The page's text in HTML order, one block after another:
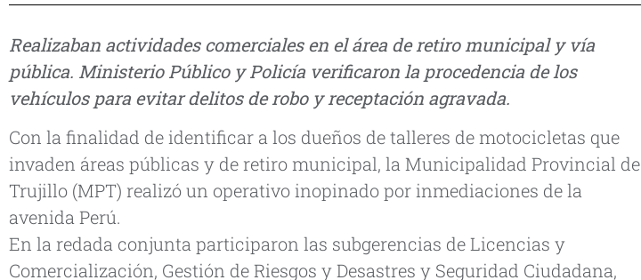
Realizaban actividades comerciales en el área de retiro municipal y vía
pública. Ministerio Público y Policía verificaron la procedencia de los
vehículos para evitar delitos de robo y receptación agravada.
Con la finalidad de identificar a los dueños de talleres de motocicletas que
invaden áreas públicas y de retiro municipal, la Municipalidad Provincial de
Trujillo (MPT) realizó un operativo inopinado por inmediaciones de la
avenida Perú.
En la redada conjunta participaron las subgerencias de Licencias y
Comercialización, Gestión de Riesgos y Desastres y Seguridad Ciudadana,